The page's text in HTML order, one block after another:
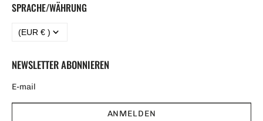
NEWSLETTER ABONNIEREN
ANMELDEN
SPRACHE/WÄHRUNG
(EUR € )